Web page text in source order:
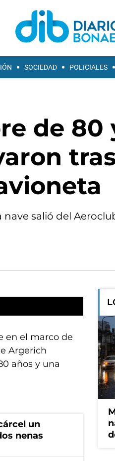
SOCIEDAD POLICIALES
de 80
salió del
en el marco de
Argerich
años y una
un
nenas